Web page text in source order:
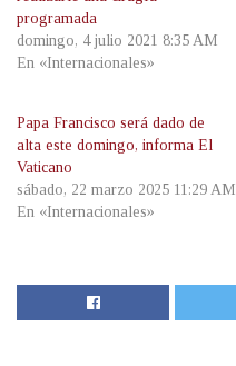
programada
domingo, 4 julio 2021 8:35 AM
En «Internacionales»
Papa Francisco será dado de
alta este domingo, informa El
Vaticano
sábado, 22 marzo 2025 11:29 AM
En «Internacionales»